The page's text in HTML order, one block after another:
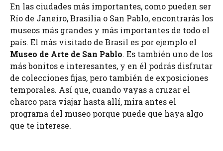
En las ciudades más importantes, como pueden ser
Río de Janeiro, Brasilia o San Pablo, encontrarás los
museos más grandes y más importantes de todo el
país. El más visitado de Brasil es por ejemplo el
Museo de Arte de San Pablo. Es también uno de los
más bonitos e interesantes, y en él podrás disfrutar
de colecciones fijas, pero también de exposiciones
temporales. Así que, cuando vayas a cruzar el
charco para viajar hasta allí, mira antes el
programa del museo porque puede que haya algo
que te interese.